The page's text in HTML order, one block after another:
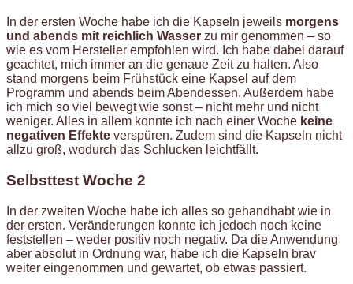
In der ersten Woche habe ich die Kapseln jeweils morgens
und abends mit reichlich Wasser zu mir genommen – so
wie es vom Hersteller empfohlen wird. Ich habe dabei darauf
geachtet, mich immer an die genaue Zeit zu halten. Also
stand morgens beim Frühstück eine Kapsel auf dem
Programm und abends beim Abendessen. Außerdem habe
ich mich so viel bewegt wie sonst – nicht mehr und nicht
weniger. Alles in allem konnte ich nach einer Woche keine
negativen Effekte verspüren. Zudem sind die Kapseln nicht
allzu groß, wodurch das Schlucken leichtfällt.
Selbsttest Woche 2
In der zweiten Woche habe ich alles so gehandhabt wie in
der ersten. Veränderungen konnte ich jedoch noch keine
feststellen – weder positiv noch negativ. Da die Anwendung
aber absolut in Ordnung war, habe ich die Kapseln brav
weiter eingenommen und gewartet, ob etwas passiert.